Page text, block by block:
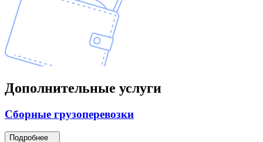
Дополнительные услуги
Сборные грузоперевозки
Подробнее